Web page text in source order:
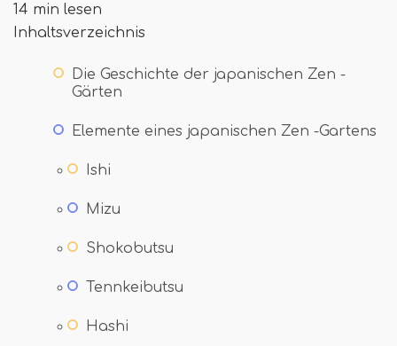
14 min lesen
Inhaltsverzeichnis
Die Geschichte der japanischen Zen -
Gärten
Elemente eines japanischen Zen -Gartens
Ishi
Mizu
Shokobutsu
Tennkeibutsu
Hashi